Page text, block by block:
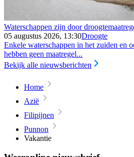
Waterschappen zijn door
05 augustus 2026, 13:30Droogte
Enkele waterschappen in het zuiden en
hebben geen maatregel...
Bekijk alle nieuwsberichten
Home
Azië
Filipijnen
Punnon
Vakantie